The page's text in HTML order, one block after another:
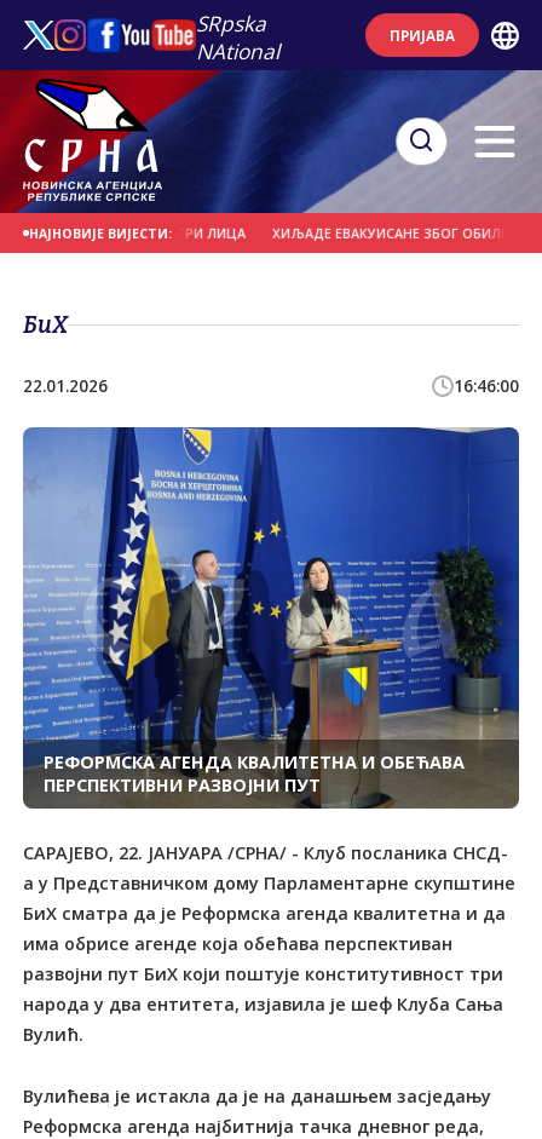
SRpska
NAtional
ПРИЈАВА
НАЈНОВИЈЕ ВИЈЕСТИ:
УХАПШЕНА ТРИ ЛИЦА ХИЉАДЕ ЕВАКУИСАНЕ ЗБОГ ОБИЛНИХ КИША
БиХ
22.01.2026 16:46:00
РЕФОРМСКА АГЕНДА КВАЛИТЕТНА И ОБЕЋАВА
ПЕРСПЕКТИВНИ РАЗВОЈНИ ПУТ
САРАЈЕВО, 22. ЈАНУАРА /СРНА/ - Клуб посланика СНСД-
а у Представничком дому Парламентарне скупштине
БиХ сматра да је Реформска агенда квалитетна и да
има обрисе агенде која обећава перспективан
развојни пут БиХ који поштује конститутивност три
народа у два ентитета, изјавила је шеф Клуба Сања
Вулић.
Вулићева је истакла да је на данашњем засједању
Реформска агенда најбитнија тачка дневног реда,